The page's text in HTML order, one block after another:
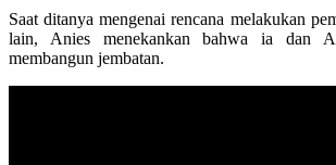
Saat ditanya mengenai rencana melakukan
lain, Anies menekankan bahwa ia dan
membangun jembatan.